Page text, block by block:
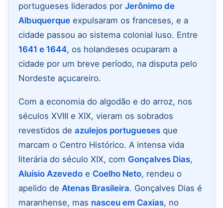
portugueses liderados por Jerônimo de
Albuquerque expulsaram os franceses, e a
cidade passou ao sistema colonial luso. Entre
1641 e 1644, os holandeses ocuparam a
cidade por um breve período, na disputa pelo
Nordeste açucareiro.
Com a economia do algodão e do arroz, nos
séculos XVIII e XIX, vieram os sobrados
revestidos de azulejos portugueses que
marcam o Centro Histórico. A intensa vida
literária do século XIX, com Gonçalves Dias,
Aluísio Azevedo e Coelho Neto, rendeu o
apelido de Atenas Brasileira. Gonçalves Dias é
maranhense, mas nasceu em Caxias, no